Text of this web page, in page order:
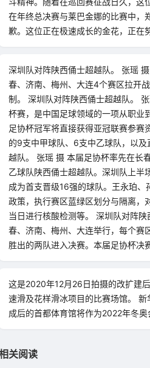
在年终总决赛与莱巴金娜的比赛中，
歉。这位正在极速成长的金花，正在
深圳队对阵陕西俑士超越队。 张瑶
春、济南、梅州、大连4个赛区拉开
制。 深圳队对阵陕西俑士超越队。
杯赛，是中国足球领域的一项从职业
足协杯冠军将直接获得亚冠联赛参
的9支中甲球队、6支中乙球队，以
越队。 张瑶 摄 本届足协杯率先在长
乙球队陕西俑士超越队。深圳队上半
成为首支晋级16强的球队。王永珀
政策，执行赛区蓝绿区划分与隔离，
当日进行核酸检测等。 深圳队对阵
春、济南、梅州、大连举行，每个赛
胜出的两队进入决赛。本届足协杯决
这是2020年12月26日拍摄的改扩建
速滑及花样滑冰项目的比赛场馆。
成后的首都体育馆将作为2022年冬
关阅读